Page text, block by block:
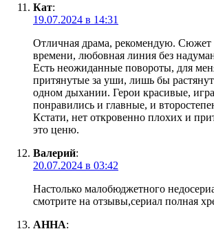
Кат:
19.07.2024 в 14:31
Отличная драма, рекомендую. Сюжет
времени, любовная линия без
Есть неожиданные повороты, для
притянутые за уши, лишь бы
одном дыхании. Герои красивые,
понравились и главные, и
Кстати, нет откровенно плохих и
это ценю.
Валерий:
20.07.2024 в 03:42
Настолько малобюджетного
смотрите на отзывы,сериал полная
АННА: